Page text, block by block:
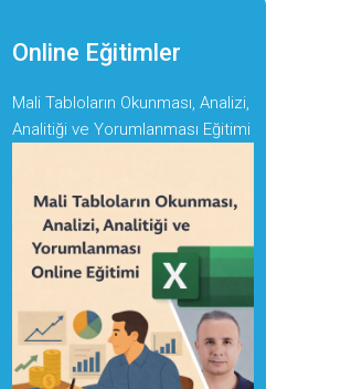
Online Eğitimler
Mali Tabloların Okunması, Analizi,
Analitiği ve Yorumlanması Eğitimi